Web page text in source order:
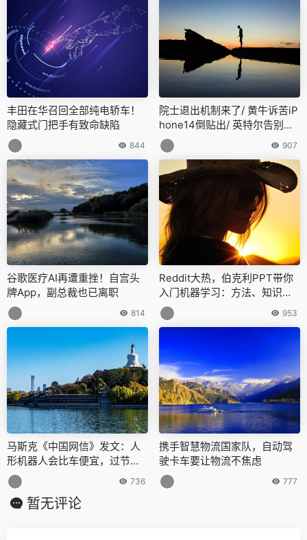
丰田在华召回全部纯电轿车！
隐藏式门把手有致命缺陷
844
院士退出机制来了/ 黄牛诉苦iP
hone14倒贴出/ 英特尔告别奔
腾…今日更多新鲜事在此
907
谷歌医疗AI再遭重挫！自宫头
牌App，副总裁也已离职
814
Reddit大热，伯克利PPT带你
入门机器学习：方法、知识点
全面覆盖
953
马斯克《中国网信》发文：人
形机器人会比车便宜，过节送
礼新选择
736
携手智慧物流国家队，自动驾
驶卡车要让物流不焦虑
777
暂无评论